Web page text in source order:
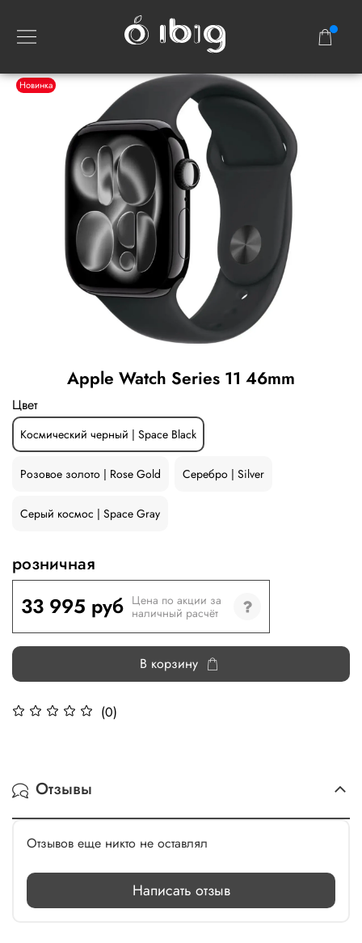
Новинка
Apple Watch Series 11 46mm
(0)
Цвет
Космический черный | Space Black
Розовое золото | Rose Gold Серебро | Silver
Серый космос | Space Gray
розничная
33 995 руб Цена по акции за
наличный расчёт
В корзину
Отзывы
Отзывов еще никто не оставлял
Написать отзыв